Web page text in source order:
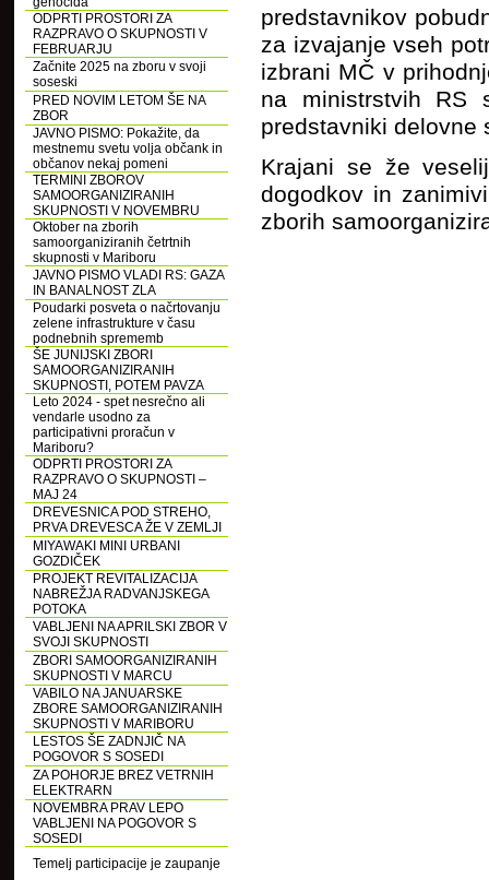
ODPRTI PROSTORI ZA
RAZPRAVO O SKUPNOSTI V
FEBRUARJU
Začnite 2025 na zboru v svoji
soseski
PRED NOVIM LETOM ŠE NA
ZBOR
JAVNO PISMO: Pokažite, da
mestnemu svetu volja občank in
občanov nekaj pomeni
TERMINI ZBOROV
SAMOORGANIZIRANIH
SKUPNOSTI V NOVEMBRU
Oktober na zborih
samoorganiziranih četrtnih
skupnosti v Mariboru
JAVNO PISMO VLADI RS: GAZA
IN BANALNOST ZLA
Poudarki posveta o načrtovanju
zelene infrastrukture v času
podnebnih sprememb
ŠE JUNIJSKI ZBORI
SAMOORGANIZIRANIH
SKUPNOSTI, POTEM PAVZA
Leto 2024 - spet nesrečno ali
vendarle usodno za
participativni proračun v
Mariboru?
ODPRTI PROSTORI ZA
RAZPRAVO O SKUPNOSTI –
MAJ 24
DREVESNICA POD STREHO,
PRVA DREVESCA ŽE V ZEMLJI
MIYAWAKI MINI URBANI
GOZDIČEK
PROJEKT REVITALIZACIJA
NABREŽJA RADVANJSKEGA
POTOKA
VABLJENI NA APRILSKI ZBOR V
SVOJI SKUPNOSTI
ZBORI SAMOORGANIZIRANIH
SKUPNOSTI V MARCU
VABILO NA JANUARSKE
ZBORE SAMOORGANIZIRANIH
SKUPNOSTI V MARIBORU
LESTOS ŠE ZADNJIČ NA
POGOVOR S SOSEDI
ZA POHORJE BREZ VETRNIH
ELEKTRARN
NOVEMBRA PRAV LEPO
VABLJENI NA POGOVOR S
SOSEDI
Temelj participacije je zaupanje
predstavnikov
za izvajanje vseh
izbrani MČ v
na ministrstvih RS
predstavniki delovne
Krajani se že
dogodkov in
zborih